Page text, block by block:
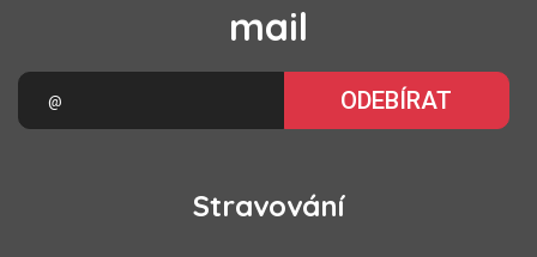
mail
ODEBÍRAT
Stravování